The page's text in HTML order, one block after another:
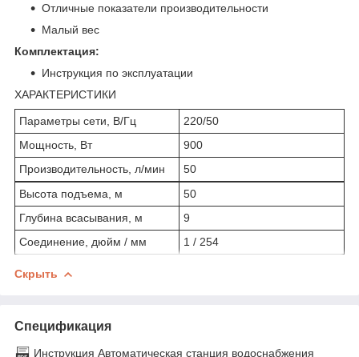
Отличные показатели производительности
Малый вес
Комплектация:
Инструкция по эксплуатации
ХАРАКТЕРИСТИКИ
Параметры сети, В/Гц
220/50
Мощность, Вт
900
Производительность, л/мин
50
Высота подъема, м
50
Глубина всасывания, м
9
Соединение, дюйм / мм
1 / 254
Скрыть
Спецификация
Инструкция Автоматическая станция водоснабжения